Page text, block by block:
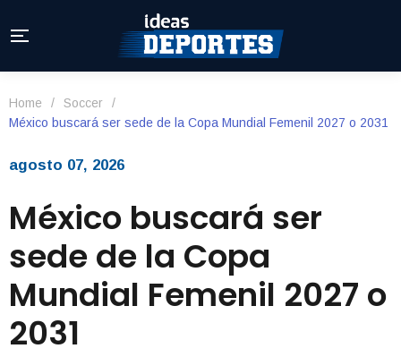
Home / Soccer
/
México buscará ser sede de la Copa Mundial Femenil 2027 o 2031
agosto 07, 2026
México buscará ser
sede de la Copa
Mundial Femenil 2027 o
2031